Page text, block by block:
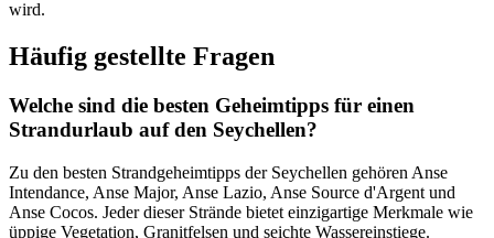
wird.
Häufig gestellte Fragen
Welche sind die besten Geheimtipps für einen
Strandurlaub auf den Seychellen?
Zu den besten Strandgeheimtipps der Seychellen gehören Anse
Intendance, Anse Major, Anse Lazio, Anse Source d'Argent und
Anse Cocos. Jeder dieser Strände bietet einzigartige Merkmale wie
üppige Vegetation, Granitfelsen und seichte Wassereinstiege.